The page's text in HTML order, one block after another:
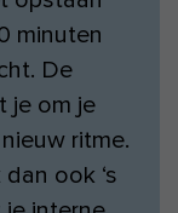
minuten
De
je om je
ritme.
ook ‘s